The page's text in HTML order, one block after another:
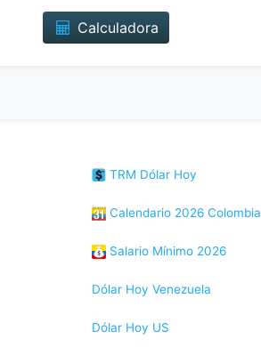
Calculadora
TRM Dólar Hoy
Calendario 2026 Colombia
Salario Mínimo 2026
Dólar Hoy Venezuela
Dólar Hoy US